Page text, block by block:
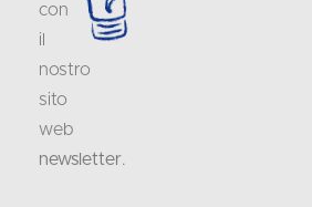
con
il
nostro
sito
web
newsletter.